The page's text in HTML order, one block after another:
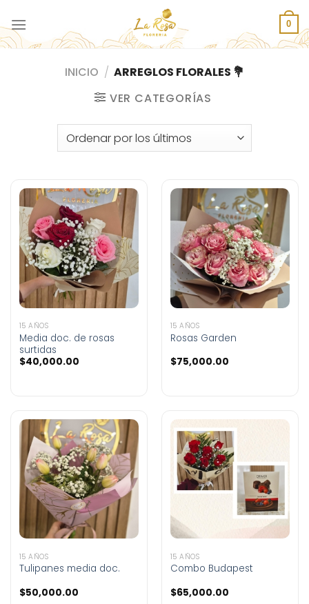
al
contenido
0
INICIO / ARREGLOS FLORALES 💐
VER CATEGORÍAS
15 AÑOS
Media doc. de rosas
surtidas
$40,000.00
15 AÑOS
Rosas Garden
$75,000.00
15 AÑOS
Tulipanes media doc.
$50,000.00
15 AÑOS
Combo Budapest
$65,000.00